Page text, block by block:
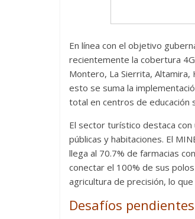
En línea con el objetivo
recientemente la cobertura
Montero, La Sierrita, Altamira,
esto se suma la
total en centros de educación
El sector turístico destaca
públicas y habitaciones. El
llega al 70.7% de farmacias
conectar el 100% de sus
agricultura de precisión, lo
Desafíos pendientes
Terror chamánico coreano
14 marzo, 2026 Julio Martínez Molina 0